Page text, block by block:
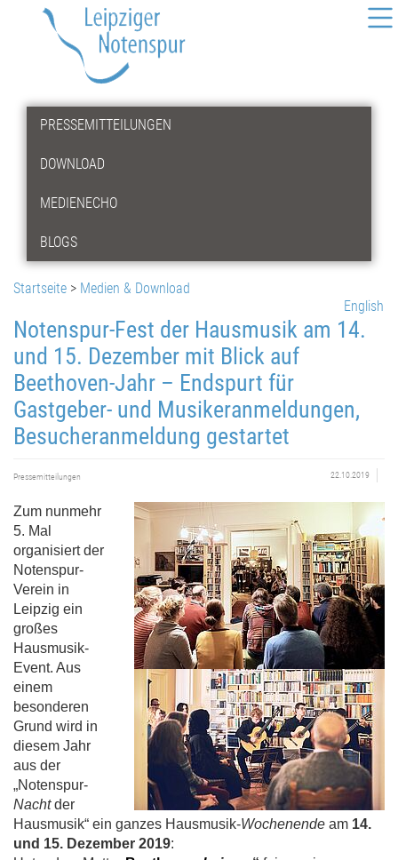
PRESSEMITTEILUNGEN
DOWNLOAD
MEDIENECHO
BLOGS
Startseite > Medien & Download
English
Notenspur-Fest der Hausmusik am 14.
und 15. Dezember mit Blick auf
Beethoven-Jahr – Endspurt für
Gastgeber- und Musikeranmeldungen,
Besucheranmeldung gestartet
22.10.2019
Pressemitteilungen
Zum nunmehr
5. Mal
organisiert der
Notenspur-
Verein in
Leipzig ein
großes
Hausmusik-
Event. Aus
einem
besonderen
Grund wird in
diesem Jahr
aus der
„Notenspur-
Nachtder
Hausmusik“ ein ganzes Hausmusik-Wochenende am 14.
und 15. Dezember 2019: